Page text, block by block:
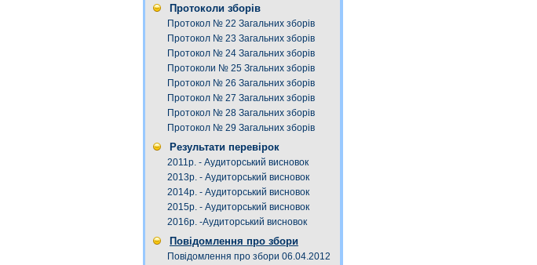
Протоколи зборів
Протокол № 22 Загальних зборів
Протокол № 23 Загальних зборів
Протокол № 24 Загальних зборів
Протоколи № 25 Згальних зборів
Протокол № 26 Загальних зборів
Протокол № 27 Загальних зборів
Протокол № 28 Загальних зборів
Протокол № 29 Загальних зборів
Результати перевірок
2011р. - Аудиторський висновок
2013р. - Аудиторський висновок
2014р. - Аудиторський висновок
2015р. - Аудиторський висновок
2016р. -Аудиторський висновок
Повідомлення про збори
Повідомлення про збори 06.04.2012